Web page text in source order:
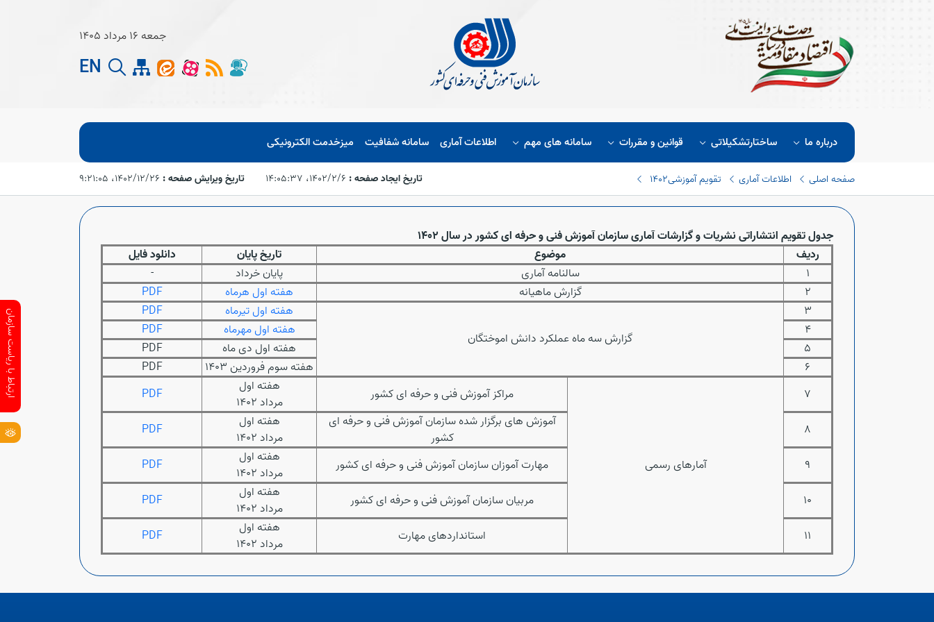
جمعه 16 مرداد 1405
EN
درباره ما ساختارتشکیلاتی قوانین و مقررات سامانه های مهم اطلاعات آماری سامانه شفافیت میزخدمت الکترونیکی
صفحه اصلی اطلاعات آماری تقویم آموزشی1402 تاریخ ایجاد صفحه : ۱۴۰۲/۲/۶،‏ ۱۴:۰۵:۳۷ تاریخ ویرایش صفحه : ۱۴۰۲/۱۲/۲۶،‏ ۹:۲۱:۰۵
جدول تقویم انتشاراتی نشریات و گزارشات آماری سازمان آموزش فنی و حرفه ای کشور در سال 1402
ردیف
موضوع تاریخ پایان
دانلود فایل
1
سالنامه آماری پایان خرداد
-
2
گزارش ماهیانه هفته اول هرماه
PDF
3
گزارش سه ماه عملکرد دانش اموختگان
هفته اول تیرماه
PDF
4
هفته اول مهرماه
PDF
5
هفته اول دی ماه
PDF
6
هفته سوم فروردین 1403
PDF
7
آمارهای رسمی
مراکز آموزش فنی و حرفه ای کشور
هفته اول
مرداد 1402
PDF
8
آموزش های برگزار شده سازمان آموزش فنی و حرفه ای
کشور
هفته اول
مرداد 1402
PDF
9
مهارت آموزان سازمان آموزش فنی و حرفه ای کشور
هفته اول
مرداد 1402
PDF
10
مربیان سازمان آموزش فنی و حرفه ای کشور
هفته اول
مرداد 1402
PDF
11
استانداردهای مهارت
هفته اول
مرداد 1402
PDF
ارتباط با ریاست سازمان